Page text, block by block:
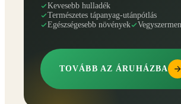
Kevesebb hulladék
Természetes tápanyag-utánpótlás
Egészségesebb növények
TOVÁBB AZ ÁRUHÁZBA